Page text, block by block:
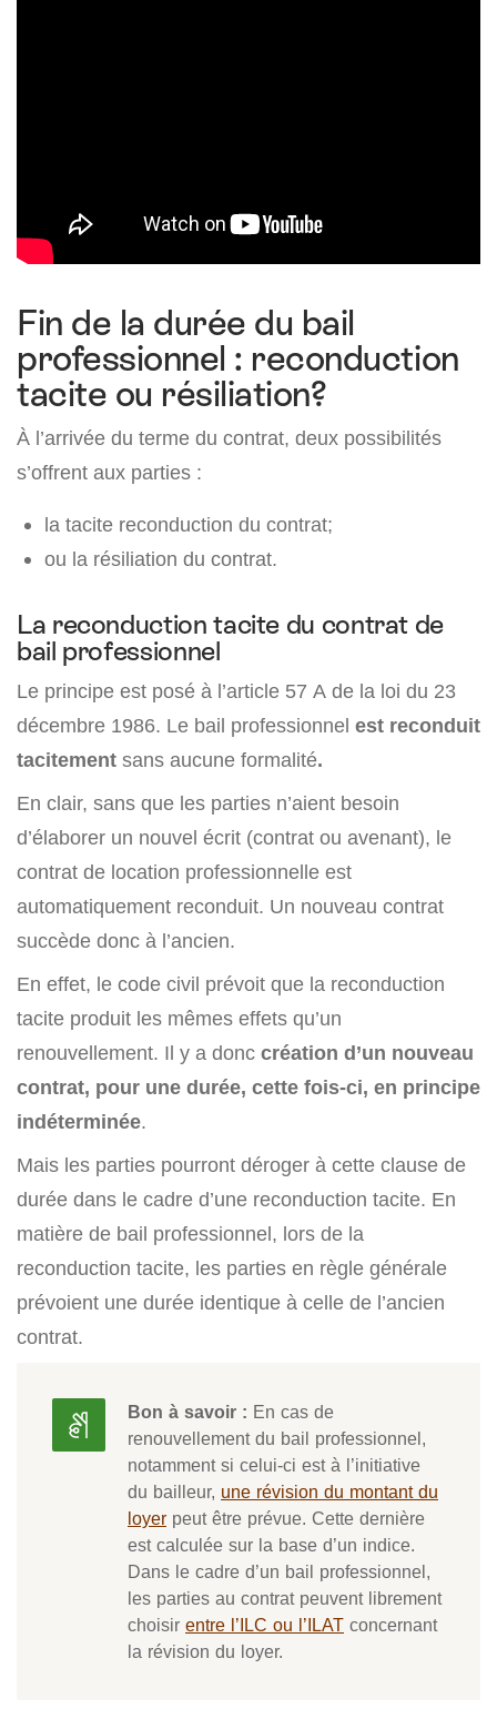
Fin de la durée du bail
professionnel : reconduction
tacite ou résiliation?
À l’arrivée du terme du contrat, deux possibilités
s’offrent aux parties :
la tacite reconduction du contrat;
ou la résiliation du contrat.
La reconduction tacite du contrat de
bail professionnel
Le principe est posé à l’article 57 A de la loi du 23
décembre 1986. Le bail professionnel est reconduit
tacitement sans aucune formalité.
En clair, sans que les parties n’aient besoin
d’élaborer un nouvel écrit (contrat ou avenant), le
contrat de location professionnelle est
automatiquement reconduit. Un nouveau contrat
succède donc à l’ancien.
En effet, le code civil prévoit que la reconduction
tacite produit les mêmes effets qu’un
renouvellement. Il y a donc création d’un nouveau
contrat, pour une durée, cette fois-ci, en principe
indéterminée.
Mais les parties pourront déroger à cette clause de
durée dans le cadre d’une reconduction tacite. En
matière de bail professionnel, lors de la
reconduction tacite, les parties en règle générale
prévoient une durée identique à celle de l’ancien
contrat.
Bon à savoir : En cas de
renouvellement du bail professionnel,
notamment si celui-ci est à l’initiative
du bailleur, une révision du montant du
loyer peut être prévue. Cette dernière
est calculée sur la base d’un indice.
Dans le cadre d’un bail professionnel,
les parties au contrat peuvent librement
choisir entre l’ILC ou l’ILAT concernant
la révision du loyer.